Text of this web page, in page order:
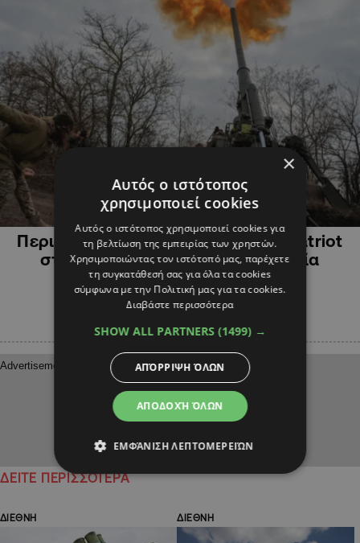
ΔΙΕΘΝΗ
Περισσότερα συστήματα άμυνας Patriot
στέλνει η Γερμανία στην Ουκρανία
ΔΕΙΤΕ ΠΕΡΙΣΣΟΤΕΡΑ
ΔΙΕΘΝΗ ΔΙΕΘΝΗ
×
Αυτός ο ιστότοπος
χρησιμοποιεί cookies
Αυτός ο ιστότοπος χρησιμοποιεί cookies για
τη βελτίωση της εμπειρίας των χρηστών.
Χρησιμοποιώντας τον ιστότοπό μας, παρέχετε
τη συγκατάθεσή σας για όλα τα cookies
σύμφωνα με την Πολιτική μας για τα cookies.
Διαβάστε περισσότερα
SHOW ALL PARTNERS (1499) →
ΑΠΟΔΟΧΉ ΌΛΩΝ
ΑΠΌΡΡΙΨΗ ΌΛΩΝ
ΕΜΦΆΝΙΣΗ ΛΕΠΤΟΜΕΡΕΙΏΝ